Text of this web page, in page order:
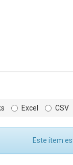
Excel CSV
Este ítem